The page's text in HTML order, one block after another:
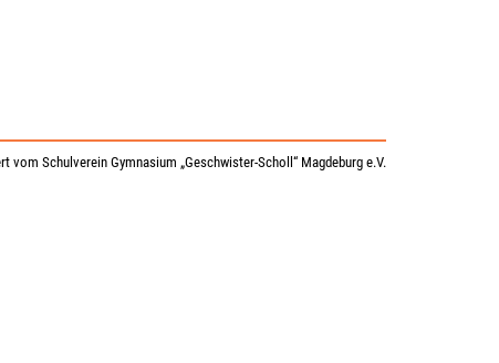
vom Schulverein Gymnasium „Geschwister-Scholl“ Magdeburg e.V.